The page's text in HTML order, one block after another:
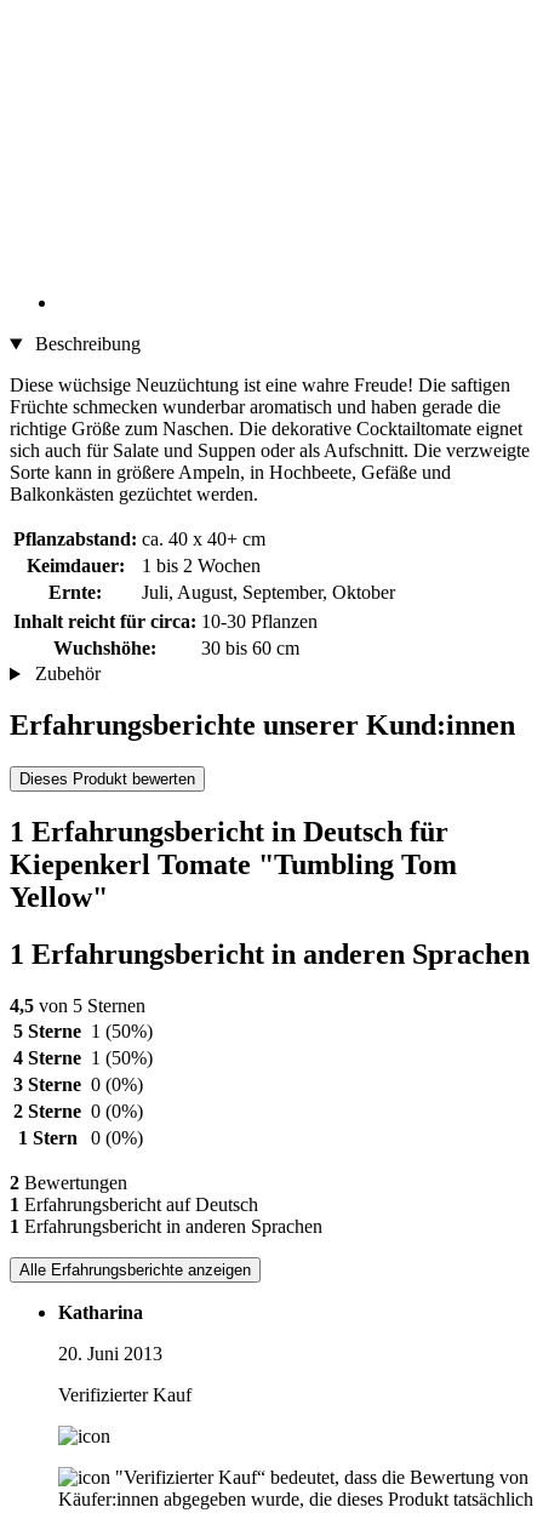
Beschreibung
Diese wüchsige Neuzüchtung ist eine wahre Freude! Die saftigen
Früchte schmecken wunderbar aromatisch und haben gerade die
richtige Größe zum Naschen. Die dekorative Cocktailtomate eignet
sich auch für Salate und Suppen oder als Aufschnitt. Die verzweigte
Sorte kann in größere Ampeln, in Hochbeete, Gefäße und
Balkonkästen gezüchtet werden.
Pflanzabstand: ca. 40 x 40+ cm
Keimdauer:
1 bis 2 Wochen
Ernte:
Juli, August, September, Oktober
Inhalt reicht für circa: 10-30 Pflanzen
Wuchshöhe:
30 bis 60 cm
Zubehör
Erfahrungsberichte unserer Kund:innen
Dieses Produkt bewerten
1 Erfahrungsbericht in Deutsch für
Kiepenkerl Tomate "Tumbling Tom
Yellow"
1 Erfahrungsbericht in anderen Sprachen
4,5 von 5 Sternen
5 Sterne 1 (50%)
4 Sterne 1 (50%)
3 Sterne 0 (0%)
2 Sterne 0 (0%)
1 Stern
0 (0%)
2 Bewertungen
1 Erfahrungsbericht auf Deutsch
1 Erfahrungsbericht in anderen Sprachen
Alle Erfahrungsberichte anzeigen
Katharina
20. Juni 2013
Verifizierter Kauf
"Verifizierter Kauf“ bedeutet, dass die Bewertung von
Käufer:innen abgegeben wurde, die dieses Produkt tatsächlich